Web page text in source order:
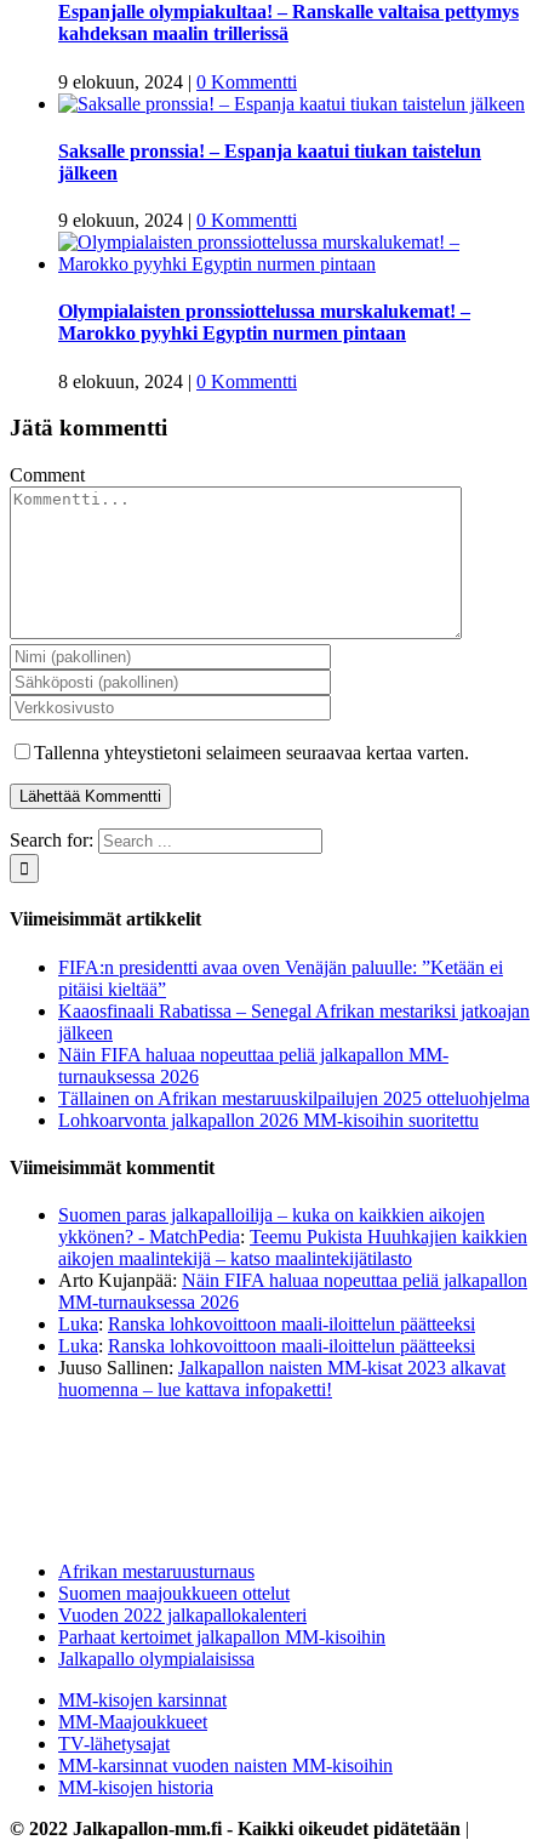
Espanjalle olympiakultaa! – Ranskalle valtaisa pettymys
kahdeksan maalin trillerissä
9 elokuun, 2024 | 0 Kommentti
Saksalle pronssia! – Espanja kaatui tiukan taistelun
jälkeen
9 elokuun, 2024 | 0 Kommentti
Olympialaisten pronssiottelussa murskalukemat! –
Marokko pyyhki Egyptin nurmen pintaan
8 elokuun, 2024 | 0 Kommentti
Jätä kommentti
Comment
Tallenna yhteystietoni selaimeen seuraavaa kertaa varten.
Search for:
Viimeisimmät artikkelit
FIFA:n presidentti avaa oven Venäjän paluulle: ”Ketään ei
pitäisi kieltää”
Kaaosfinaali Rabatissa – Senegal Afrikan mestariksi jatkoajan
jälkeen
Näin FIFA haluaa nopeuttaa peliä jalkapallon MM-
turnauksessa 2026
Tällainen on Afrikan mestaruuskilpailujen 2025 otteluohjelma
Lohkoarvonta jalkapallon 2026 MM-kisoihin suoritettu
Viimeisimmät kommentit
Suomen paras jalkapalloilija – kuka on kaikkien aikojen
ykkönen? - MatchPedia: Teemu Pukista Huuhkajien kaikkien
aikojen maalintekijä – katso maalintekijätilasto
Arto Kujanpää: Näin FIFA haluaa nopeuttaa peliä jalkapallon
MM-turnauksessa 2026
Luka: Ranska lohkovoittoon maali-iloittelun päätteeksi
Luka: Ranska lohkovoittoon maali-iloittelun päätteeksi
Juuso Sallinen: Jalkapallon naisten MM-kisat 2023 alkavat
huomenna – lue kattava infopaketti!
Afrikan mestaruusturnaus
Suomen maajoukkueen ottelut
Vuoden 2022 jalkapallokalenteri
Parhaat kertoimet jalkapallon MM-kisoihin
Jalkapallo olympialaisissa
MM-kisojen karsinnat
MM-Maajoukkueet
TV-lähetysajat
MM-karsinnat vuoden naisten MM-kisoihin
MM-kisojen historia
© 2022 Jalkapallon-mm.fi - Kaikki oikeudet pidätetään |